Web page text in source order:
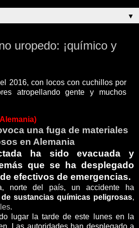
▼
uropedo: ¡químico y
2016, con locos con cuchillos por
atropellando gente y muchos
una fuga de materiales
en Alemania
ha sido evacuada y
que se ha desplegado
efectivos de emergencias.
norte del país, un accidente ha
sustancias químicas peligrosas,
.
lugar la tarde de este lunes en la
Las autoridades han desplegado a